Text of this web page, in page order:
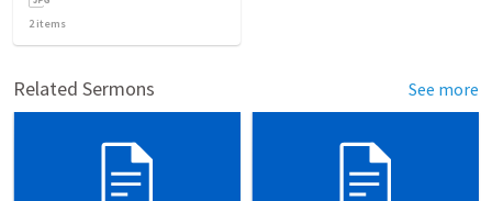
2items
Related Sermons See more